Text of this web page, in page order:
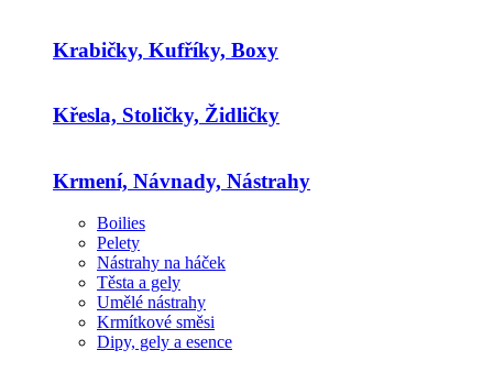
Krabičky, Kufříky, Boxy
Křesla, Stoličky, Židličky
Krmení, Návnady, Nástrahy
Boilies
Pelety
Nástrahy na háček
Těsta a gely
Umělé nástrahy
Krmítkové směsi
Dipy, gely a esence